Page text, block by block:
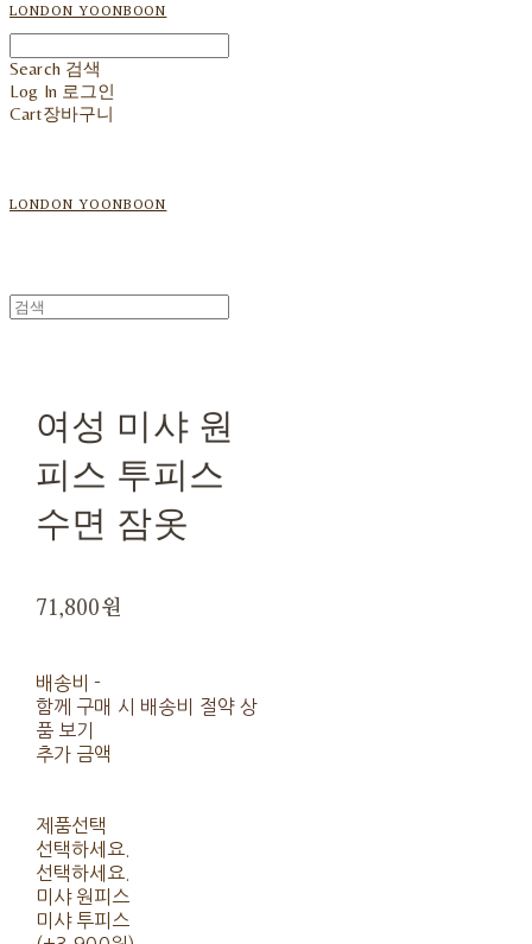
LONDON YOONBOON
Search 검색
Log In 로그인
Cart장바구니
LONDON YOONBOON
여성 미샤 원
피스 투피스
수면 잠옷
71,800원
배송비 -
함께 구매 시 배송비 절약 상
품 보기
추가 금액
제품선택
선택하세요.
선택하세요.
미샤 원피스
미샤 투피스